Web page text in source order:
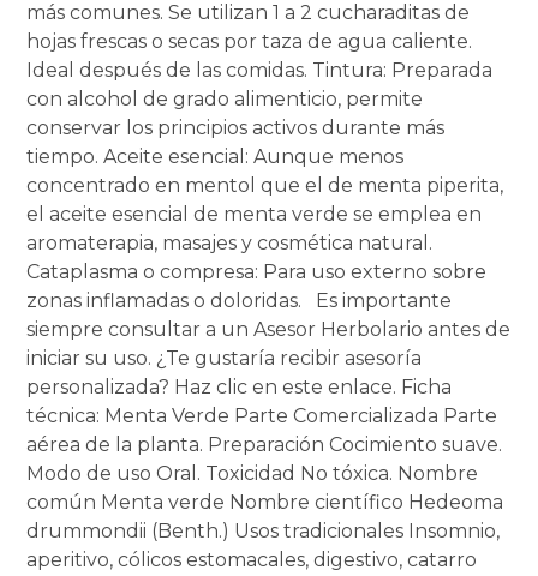
más comunes. Se utilizan 1 a 2 cucharaditas de
hojas frescas o secas por taza de agua caliente.
Ideal después de las comidas. Tintura: Preparada
con alcohol de grado alimenticio, permite
conservar los principios activos durante más
tiempo. Aceite esencial: Aunque menos
concentrado en mentol que el de menta piperita,
el aceite esencial de menta verde se emplea en
aromaterapia, masajes y cosmética natural.
Cataplasma o compresa: Para uso externo sobre
zonas inflamadas o doloridas. Es importante
siempre consultar a un Asesor Herbolario antes de
iniciar su uso. ¿Te gustaría recibir asesoría
personalizada? Haz clic en este enlace. Ficha
técnica: Menta Verde Parte Comercializada Parte
aérea de la planta. Preparación Cocimiento suave.
Modo de uso Oral. Toxicidad No tóxica. Nombre
común Menta verde Nombre científico Hedeoma
drummondii (Benth.) Usos tradicionales Insomnio,
aperitivo, cólicos estomacales, digestivo, catarro